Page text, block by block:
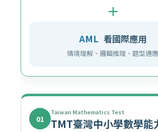
＋
AML 看國際應用
情境理解、邏輯推理、題型適應
01
Taiwan Mathematics Test
TMT臺灣中小學數學能